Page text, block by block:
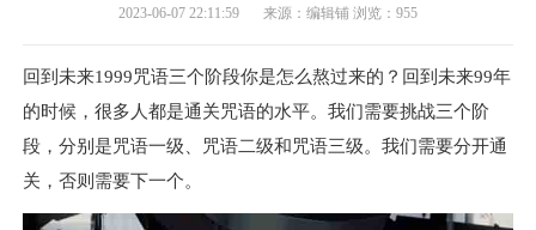
2023-06-07 22:11:59 来源：编辑铺 浏览：955
回到未来1999咒语三个阶段你是怎么熬过来的？回到未来99年
的时候，很多人都是通关咒语的水平。我们需要挑战三个阶
段，分别是咒语一级、咒语二级和咒语三级。我们需要分开通
关，否则需要下一个。